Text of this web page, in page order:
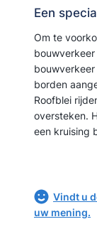
Een
Om te
borden
Roofblei
oversteken.
een kruising
Vindt u
uw mening.